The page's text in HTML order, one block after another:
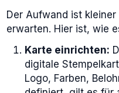
Der Aufwand ist
erwarten. Hier ist, wie
Karte einrichten:
digitale
Logo, Farben,